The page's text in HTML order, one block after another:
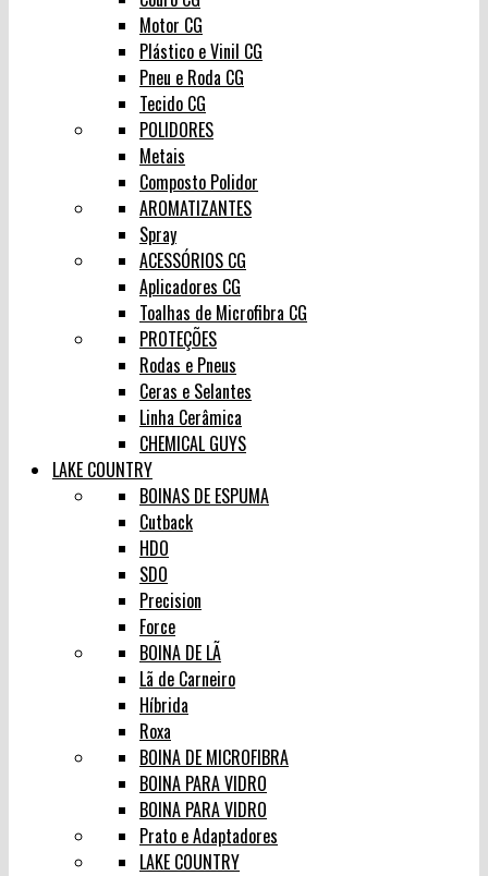
Motor CG
Plástico e Vinil CG
Pneu e Roda CG
Tecido CG
POLIDORES
Metais
Composto Polidor
AROMATIZANTES
Spray
ACESSÓRIOS CG
Aplicadores CG
Toalhas de Microfibra CG
PROTEÇÕES
Rodas e Pneus
Ceras e Selantes
Linha Cerâmica
CHEMICAL GUYS
LAKE COUNTRY
BOINAS DE ESPUMA
Cutback
HDO
SDO
Precision
Force
BOINA DE LÃ
Lã de Carneiro
Híbrida
Roxa
BOINA DE MICROFIBRA
BOINA PARA VIDRO
BOINA PARA VIDRO
Prato e Adaptadores
LAKE COUNTRY